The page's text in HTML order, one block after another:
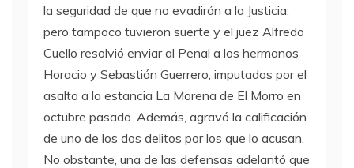
la seguridad de que no evadirán a la Justicia,
pero tampoco tuvieron suerte y el juez Alfredo
Cuello resolvió enviar al Penal a los hermanos
Horacio y Sebastián Guerrero, imputados por el
asalto a la estancia La Morena de El Morro en
octubre pasado. Además, agravó la calificación
de uno de los dos delitos por los que lo acusan.
No obstante, una de las defensas adelantó que